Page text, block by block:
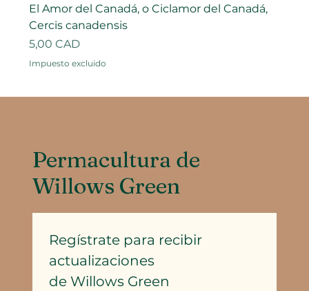
El Amor del Canadá, o Ciclamor del Canadá,
Cercis canadensis
Precio
5,00 CAD
Impuesto excluido
Permacultura de
Willows Green
Regístrate para recibir
actualizaciones
de Willows Green